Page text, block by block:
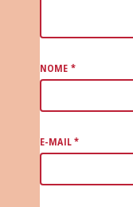
NOME *
E-MAIL*